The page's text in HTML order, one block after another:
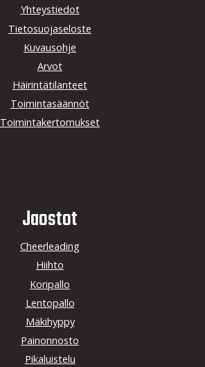
Yhteystiedot
Tietosuojaseloste
Kuvausohje
Arvot
Häirintätilanteet
Toimintasäännöt
Toimintakertomukset
Jaostot
Cheerleading
Hiihto
Koripallo
Lentopallo
Mäkihyppy
Painonnosto
Pikaluistelu